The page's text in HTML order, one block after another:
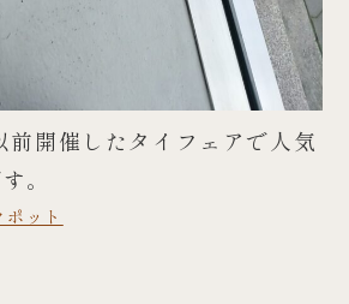
前開催したタイフェアで人気
。
ット